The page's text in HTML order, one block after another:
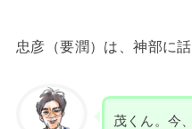
忠彦（要潤）は、神部に話
茂くん。今